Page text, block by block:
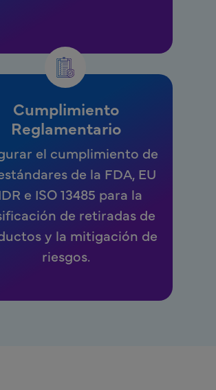
Cumplimiento
Reglamentario
el cumplimiento de
de la FDA, EU
e ISO 13485 para la
de retiradas de
y la mitigación de
riesgos.